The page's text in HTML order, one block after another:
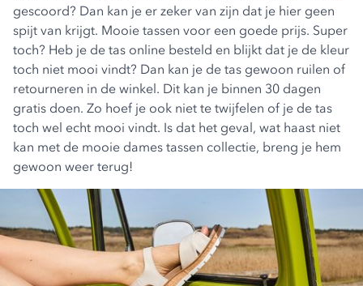
gescoord? Dan kan je er zeker van zijn dat je hier geen
spijt van krijgt. Mooie tassen voor een goede prijs. Super
toch? Heb je de tas online besteld en blijkt dat je de kleur
toch niet mooi vindt? Dan kan je de tas gewoon ruilen of
retourneren in de winkel. Dit kan je binnen 30 dagen
gratis doen. Zo hoef je ook niet te twijfelen of je de tas
toch wel echt mooi vindt. Is dat het geval, wat haast niet
kan met de mooie dames tassen collectie, breng je hem
gewoon weer terug!